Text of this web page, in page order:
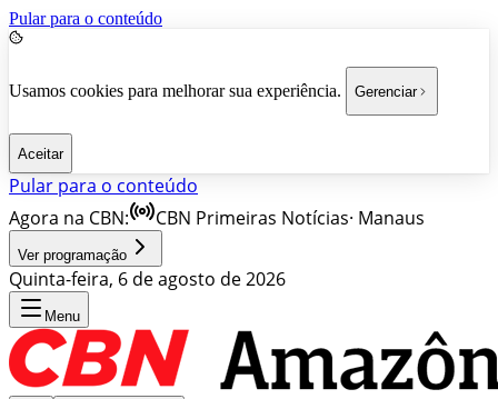
Pular para o conteúdo
Usamos cookies para melhorar sua experiência. Gerenciar
Aceitar
Pular para o conteúdo
Agora na CBN:
CBN Primeiras Notícias· Manaus
Ver programação
Quinta-feira, 6 de agosto de 2026
Menu